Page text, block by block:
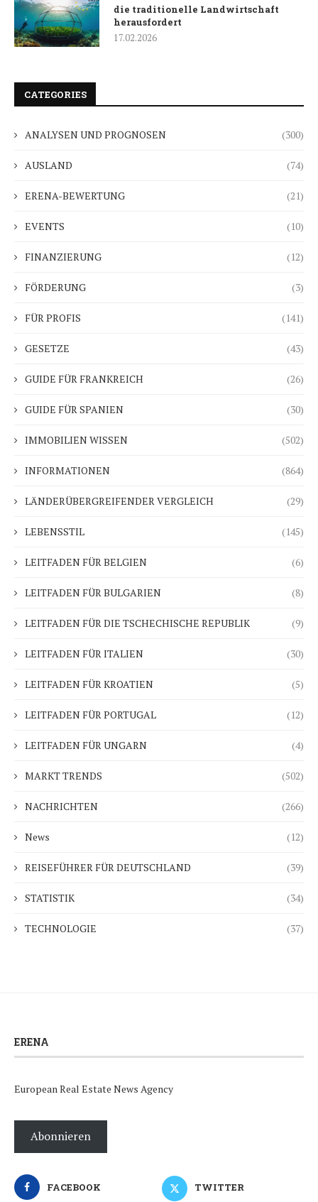
die traditionelle Landwirtschaft
herausfordert
17.02.2026
CATEGORIES
ANALYSEN UND PROGNOSEN (300)
AUSLAND (74)
ERENA-BEWERTUNG (21)
EVENTS (10)
FINANZIERUNG (12)
FÖRDERUNG (3)
FÜR PROFIS (141)
GESETZE (43)
GUIDE FÜR FRANKREICH (26)
GUIDE FÜR SPANIEN (30)
IMMOBILIEN WISSEN (502)
INFORMATIONEN (864)
LÄNDERÜBERGREIFENDER VERGLEICH (29)
LEBENSSTIL (145)
LEITFADEN FÜR BELGIEN (6)
LEITFADEN FÜR BULGARIEN (8)
LEITFADEN FÜR DIE TSCHECHISCHE REPUBLIK (9)
LEITFADEN FÜR ITALIEN (30)
LEITFADEN FÜR KROATIEN (5)
LEITFADEN FÜR PORTUGAL (12)
LEITFADEN FÜR UNGARN (4)
MARKT TRENDS (502)
NACHRICHTEN (266)
News (12)
REISEFÜHRER FÜR DEUTSCHLAND (39)
STATISTIK (34)
TECHNOLOGIE (37)
ERENA
European Real Estate News Agency
Abonnieren
FACEBOOK TWITTER